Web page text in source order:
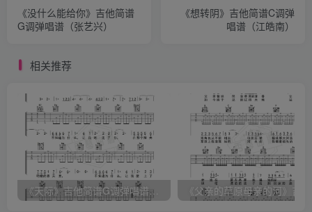
《没什么能给你》吉他简谱
G调弹唱谱（张艺兴）
《想转阴》吉他简谱C调弹
唱谱（江皓南）
相关推荐
《天际》吉他简谱G调弹唱谱（姜玉阳）